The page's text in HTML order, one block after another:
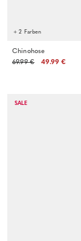
+ 2 Farben
Chinohose
69.99 €
49.99 €
SALE